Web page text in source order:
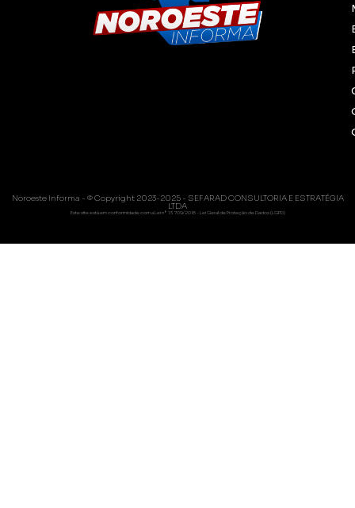
Noroeste Informa - © Copyright 2023-2025 - SEFARAD CONSULTORIA E ESTRATÉGIA
LTDA
Este site está em conformidade com a Lei nº 13.709/2018 - Lei Geral de Proteção de Dados (LGPD)